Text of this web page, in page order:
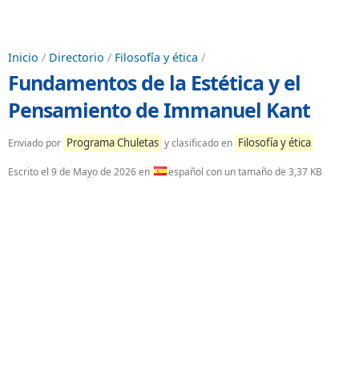
Inicio / Directorio / Filosofía y ética /
Fundamentos de la Estética y el
Pensamiento de Immanuel Kant
Enviado por Programa Chuletas y clasificado en Filosofía y ética
Escrito el 9 de Mayo de 2026en español con un tamaño de 3,37 KB